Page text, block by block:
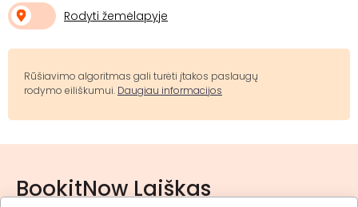
Rodyti žemėlapyje
Rūšiavimo algoritmas gali turėti įtakos paslaugų
rodymo eiliškumui. Daugiau informacijos
BookitNow Laiškas